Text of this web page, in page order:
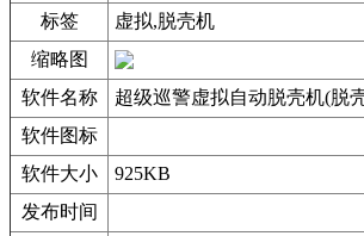
标签
虚拟,脱壳机
缩略图
软件名称
超级巡警虚拟自动脱壳机(脱
软件图标
软件大小
925KB
发布时间